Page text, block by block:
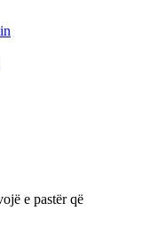
e pastër që